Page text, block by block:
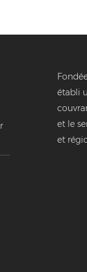
établi
et le
et